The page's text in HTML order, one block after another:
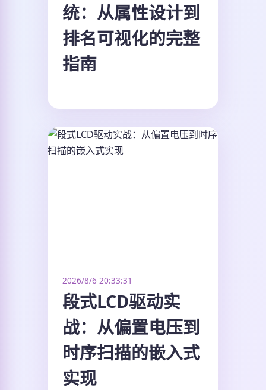
统：从属性设计到
排名可视化的完整
指南
2026/8/6 20:33:31
段式LCD驱动实
战：从偏置电压到
时序扫描的嵌入式
实现